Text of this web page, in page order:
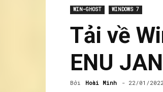
WIN-GHOST WINDOWS 7
Tải về
ENU
Bởi Hoài Minh - 22/01/